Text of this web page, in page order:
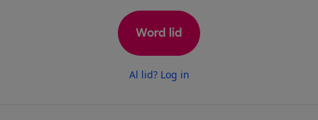
Word lid
Al lid? Log in